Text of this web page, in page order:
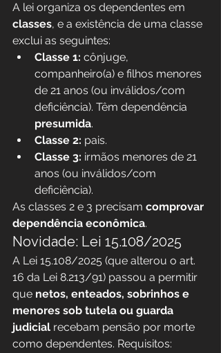
A lei organiza os dependentes em
classes, e a existência de uma classe
exclui as seguintes:
Classe 1: cônjuge,
companheiro(a) e filhos menores
de 21 anos (ou inválidos/com
deficiência). Têm dependência
presumida.
Classe 2: pais.
Classe 3: irmãos menores de 21
anos (ou inválidos/com
deficiência).
As classes 2 e 3 precisam comprovar
dependência econômica.
Novidade: Lei 15.108/2025
A Lei 15.108/2025 (que alterou o art.
16 da Lei 8.213/91) passou a permitir
que netos, enteados, sobrinhos e
menores sob tutela ou guarda
judicial recebam pensão por morte
como dependentes. Requisitos: